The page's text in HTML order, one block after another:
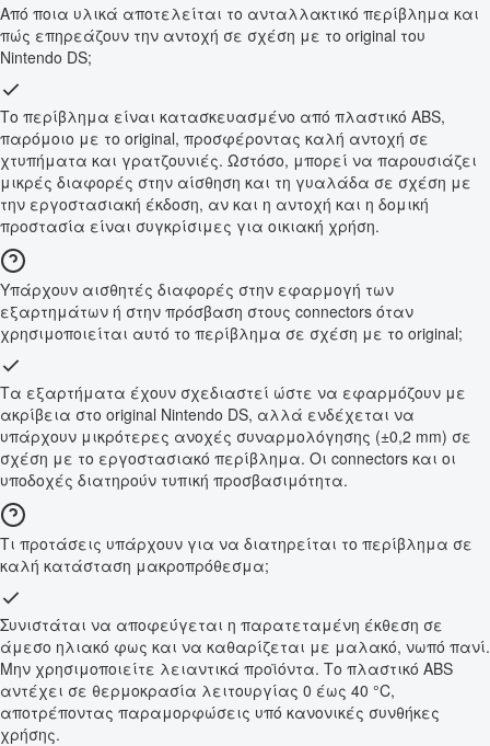
Από ποια υλικά αποτελείται το ανταλλακτικό περίβλημα και
πώς επηρεάζουν την αντοχή σε σχέση με το original του
Nintendo DS;
Το περίβλημα είναι κατασκευασμένο από πλαστικό ABS,
παρόμοιο με το original, προσφέροντας καλή αντοχή σε
χτυπήματα και γρατζουνιές. Ωστόσο, μπορεί να παρουσιάζει
μικρές διαφορές στην αίσθηση και τη γυαλάδα σε σχέση με
την εργοστασιακή έκδοση, αν και η αντοχή και η δομική
προστασία είναι συγκρίσιμες για οικιακή χρήση.
Υπάρχουν αισθητές διαφορές στην εφαρμογή των
εξαρτημάτων ή στην πρόσβαση στους connectors όταν
χρησιμοποιείται αυτό το περίβλημα σε σχέση με το original;
Τα εξαρτήματα έχουν σχεδιαστεί ώστε να εφαρμόζουν με
ακρίβεια στο original Nintendo DS, αλλά ενδέχεται να
υπάρχουν μικρότερες ανοχές συναρμολόγησης (±0,2 mm) σε
σχέση με το εργοστασιακό περίβλημα. Οι connectors και οι
υποδοχές διατηρούν τυπική προσβασιμότητα.
Τι προτάσεις υπάρχουν για να διατηρείται το περίβλημα σε
καλή κατάσταση μακροπρόθεσμα;
Συνιστάται να αποφεύγεται η παρατεταμένη έκθεση σε
άμεσο ηλιακό φως και να καθαρίζεται με μαλακό, νωπό πανί.
Μην χρησιμοποιείτε λειαντικά προϊόντα. Το πλαστικό ABS
αντέχει σε θερμοκρασία λειτουργίας 0 έως 40 °C,
αποτρέποντας παραμορφώσεις υπό κανονικές συνθήκες
χρήσης.